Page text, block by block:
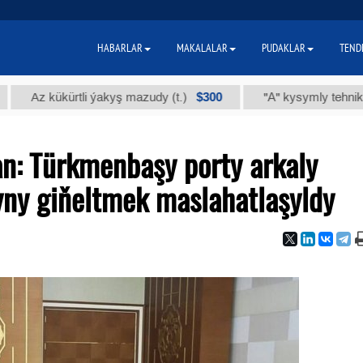
kükürtli ýakyş mazudy (t.) $300 "А" kysymly tehniki ýody
Türkmenbaşy porty arkaly
giňeltmek maslahatlaşyldy
HABARLAR MAKALALAR PUDAKLAR